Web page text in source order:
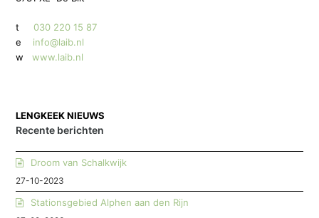
t030 220 15 87
e info@laib.nl
w
www.laib.nl
LENGKEEK NIEUWS
Recente berichten
Droom van Schalkwijk
27-10-2023
Stationsgebied Alphen aan den Rijn